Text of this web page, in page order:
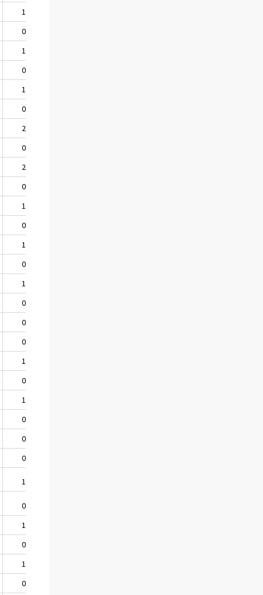
1,1
0,6
1,5
0,6
1,5
0,3
2,7
0,3
2,0
0,6
1,0
0,1
1,2
0,4
1,4
0,2
0,9
0,4
1,4
0,1
1,4
0,2
0,6
0,5
1,4
0,3
1,2
0,5
1,1
0,6